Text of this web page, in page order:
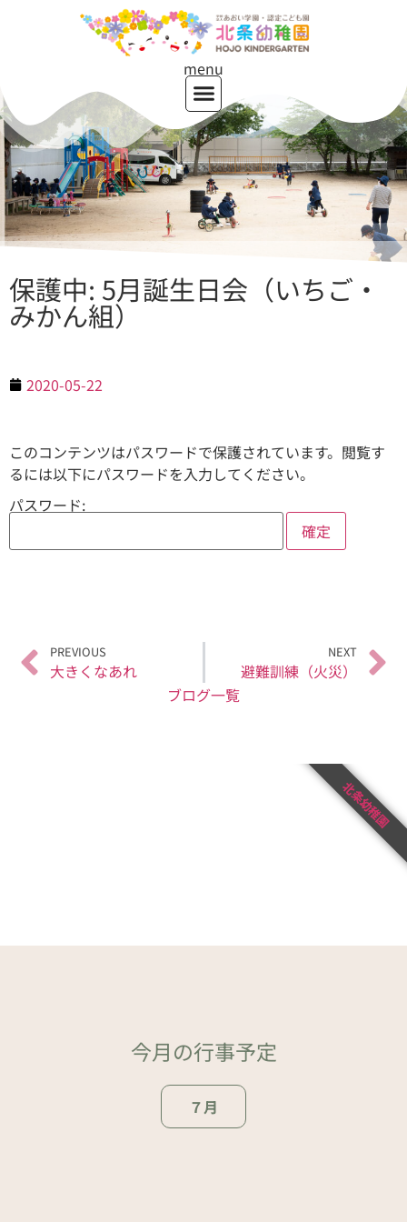
menu
保護中: 5月誕生日会（いちご・
みかん組）
2020-05-22
このコンテンツはパスワードで保護されています。閲覧す
るには以下にパスワードを入力してください。
パスワード:
PREVIOUS
大きくなあれ
NEXT
避難訓練（火災）
ブログ一覧
今月の行事予定
７月
北条幼稚園